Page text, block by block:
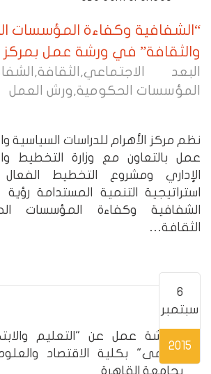
“الشفافية وكفاءة المؤسسات
والثقافة” في ورشة عمل بمركز
البعد الاجتماعي, الثقافة,
المؤسسات الحكومية, ورش العمل
نظم مركز الأهرام للدراسات السياسية
عمل بالتعاون مع وزارة التخطيط
الإداري ومشروع التخطيط
الشفافية وكفاءة المؤسسات
الثقافة…
6
سبتمبر
2015